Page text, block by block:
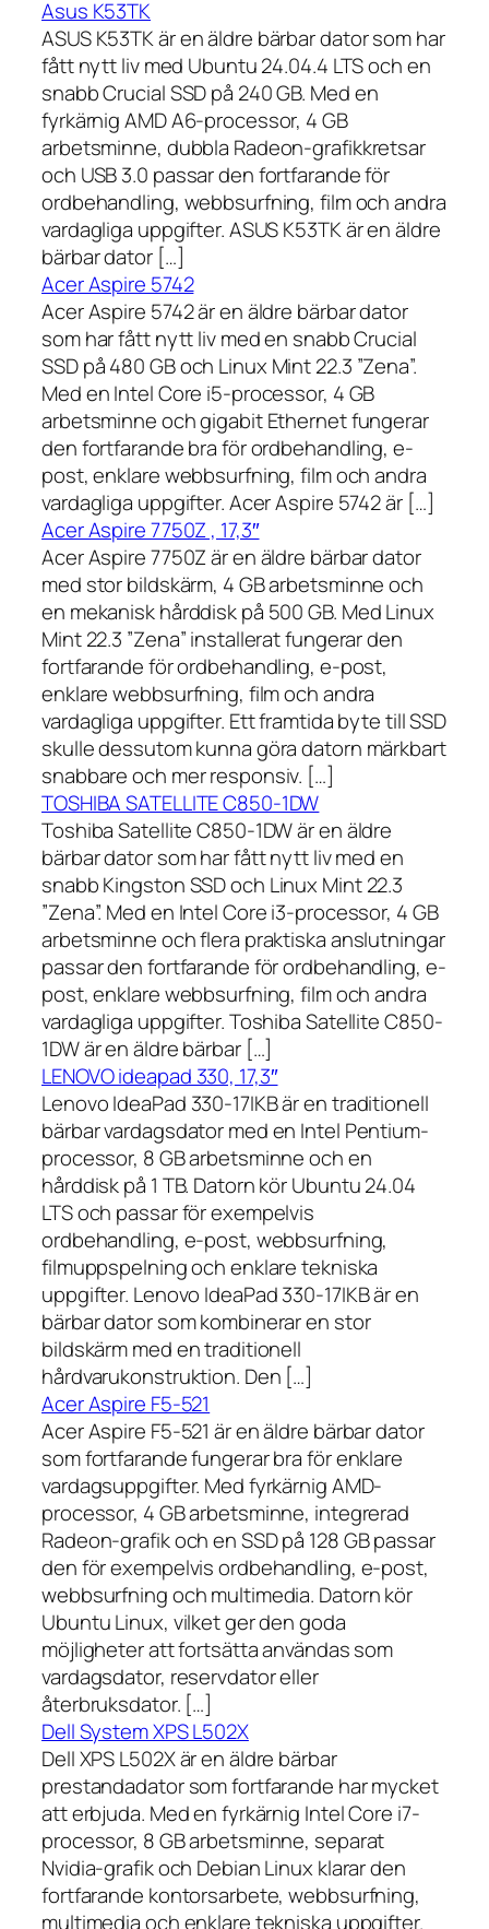
Asus K53TK
ASUS K53TK är en äldre bärbar dator som har
fått nytt liv med Ubuntu 24.04.4 LTS och en
snabb Crucial SSD på 240 GB. Med en
fyrkärnig AMD A6-processor, 4 GB
arbetsminne, dubbla Radeon-grafikkretsar
och USB 3.0 passar den fortfarande för
ordbehandling, webbsurfning, film och andra
vardagliga uppgifter. ASUS K53TK är en äldre
bärbar dator […]
Acer Aspire 5742
Acer Aspire 5742 är en äldre bärbar dator
som har fått nytt liv med en snabb Crucial
SSD på 480 GB och Linux Mint 22.3 ”Zena”.
Med en Intel Core i5-processor, 4 GB
arbetsminne och gigabit Ethernet fungerar
den fortfarande bra för ordbehandling, e-
post, enklare webbsurfning, film och andra
vardagliga uppgifter. Acer Aspire 5742 är […]
Acer Aspire 7750Z , 17,3″
Acer Aspire 7750Z är en äldre bärbar dator
med stor bildskärm, 4 GB arbetsminne och
en mekanisk hårddisk på 500 GB. Med Linux
Mint 22.3 ”Zena” installerat fungerar den
fortfarande för ordbehandling, e-post,
enklare webbsurfning, film och andra
vardagliga uppgifter. Ett framtida byte till SSD
skulle dessutom kunna göra datorn märkbart
snabbare och mer responsiv. […]
TOSHIBA SATELLITE C850-1DW
Toshiba Satellite C850-1DW är en äldre
bärbar dator som har fått nytt liv med en
snabb Kingston SSD och Linux Mint 22.3
”Zena”. Med en Intel Core i3-processor, 4 GB
arbetsminne och flera praktiska anslutningar
passar den fortfarande för ordbehandling, e-
post, enklare webbsurfning, film och andra
vardagliga uppgifter. Toshiba Satellite C850-
1DW är en äldre bärbar […]
LENOVO ideapad 330, 17,3″
Lenovo IdeaPad 330-17IKB är en traditionell
bärbar vardagsdator med en Intel Pentium-
processor, 8 GB arbetsminne och en
hårddisk på 1 TB. Datorn kör Ubuntu 24.04
LTS och passar för exempelvis
ordbehandling, e-post, webbsurfning,
filmuppspelning och enklare tekniska
uppgifter. Lenovo IdeaPad 330-17IKB är en
bärbar dator som kombinerar en stor
bildskärm med en traditionell
hårdvarukonstruktion. Den […]
Acer Aspire F5-521
Acer Aspire F5-521 är en äldre bärbar dator
som fortfarande fungerar bra för enklare
vardagsuppgifter. Med fyrkärnig AMD-
processor, 4 GB arbetsminne, integrerad
Radeon-grafik och en SSD på 128 GB passar
den för exempelvis ordbehandling, e-post,
webbsurfning och multimedia. Datorn kör
Ubuntu Linux, vilket ger den goda
möjligheter att fortsätta användas som
vardagsdator, reservdator eller
återbruksdator. […]
Dell System XPS L502X
Dell XPS L502X är en äldre bärbar
prestandadator som fortfarande har mycket
att erbjuda. Med en fyrkärnig Intel Core i7-
processor, 8 GB arbetsminne, separat
Nvidia-grafik och Debian Linux klarar den
fortfarande kontorsarbete, webbsurfning,
multimedia och enklare tekniska uppgifter.